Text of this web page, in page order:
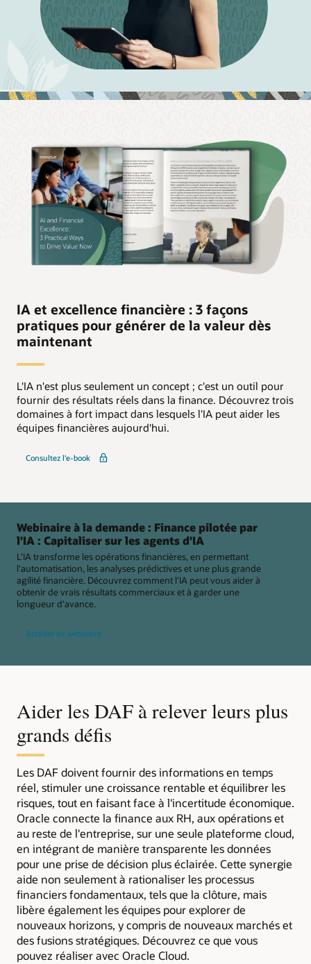
IA et excellence financière : 3 façons
pratiques pour générer de la valeur dès
maintenant
L'IA n'est plus seulement un concept ; c'est un outil pour
fournir des résultats réels dans la finance. Découvrez trois
domaines à fort impact dans lesquels l'IA peut aider les
équipes financières aujourd'hui.
Consultez l'e-book
Webinaire à la demande : Finance pilotée par
l'IA : Capitaliser sur les agents d'IA
L'IA transforme les opérations financières, en permettant
l'automatisation, les analyses prédictives et une plus grande
agilité financière. Découvrez comment l'IA peut vous aider à
obtenir de vrais résultats commerciaux et à garder une
longueur d'avance.
Accéder au webinaire
Aider les DAF à relever leurs plus
grands défis
Les DAF doivent fournir des informations en temps
réel, stimuler une croissance rentable et équilibrer les
risques, tout en faisant face à l'incertitude économique.
Oracle connecte la finance aux RH, aux opérations et
au reste de l'entreprise, sur une seule plateforme cloud,
en intégrant de manière transparente les données
pour une prise de décision plus éclairée. Cette synergie
aide non seulement à rationaliser les processus
financiers fondamentaux, tels que la clôture, mais
libère également les équipes pour explorer de
nouveaux horizons, y compris de nouveaux marchés et
des fusions stratégiques. Découvrez ce que vous
pouvez réaliser avec Oracle Cloud.